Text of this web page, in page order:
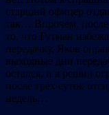
старший офицер
так… Впрочем, после
то, что Гутман
передачку. Яков
выходные дни
остался, и я решил
после трёх суток
недель…